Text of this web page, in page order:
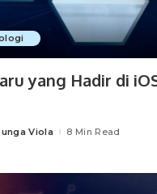
yang Hadir di
Viola 8 Min Read